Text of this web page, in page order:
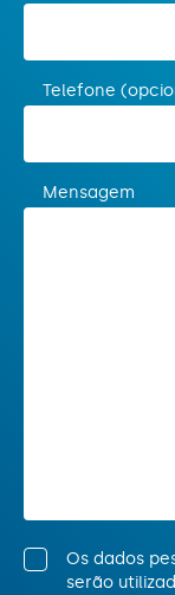
Telefone
Mensagem
Os dados
serão